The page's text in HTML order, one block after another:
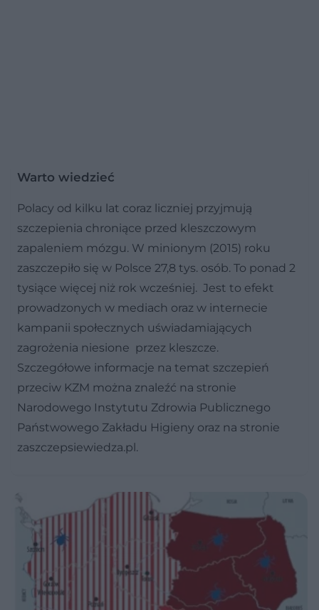
Warto wiedzieć
Polacy od kilku lat coraz liczniej przyjmują
szczepienia chroniące przed kleszczowym
zapaleniem mózgu. W minionym (2015) roku
zaszczepiło się w Polsce 27,8 tys. osób. To ponad 2
tysiące więcej niż rok wcześniej. Jest to efekt
prowadzonych w mediach oraz w internecie
kampanii społecznych uświadamiających
zagrożenia niesione przez kleszcze.
Szczegółowe informacje na temat szczepień
przeciw KZM można znaleźć na stronie
Narodowego Instytutu Zdrowia Publicznego
Państwowego Zakładu Higieny oraz na stronie
zaszczepsiewiedza.pl.